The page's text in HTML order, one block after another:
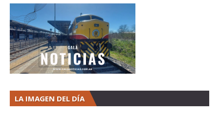
LA IMAGEN DEL DÍA